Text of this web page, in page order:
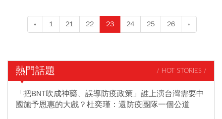
« 1 21 22 23 24 25 26 »
熱門話題 / HOT STORIES /
「把BNT吹成神藥、誤導防疫政策」誰上演台灣需要中
國施予恩惠的大戲？杜奕瑾：還防疫團隊一個公道